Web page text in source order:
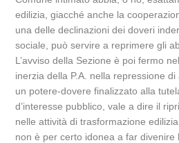
edilizia, giacché anche la
una delle declinazioni dei doveri
sociale, può servire a reprimere gli
L’avviso della Sezione è poi fermo
inerzia della P.A. nella repressione
un potere-dovere finalizzato alla
d’interesse pubblico, vale a dire il
nelle attività di trasformazione
non è per certo idonea a far divenire